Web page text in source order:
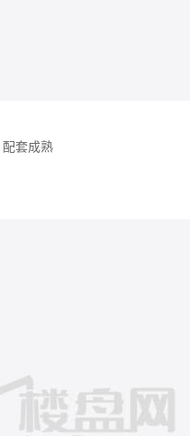
配套成熟